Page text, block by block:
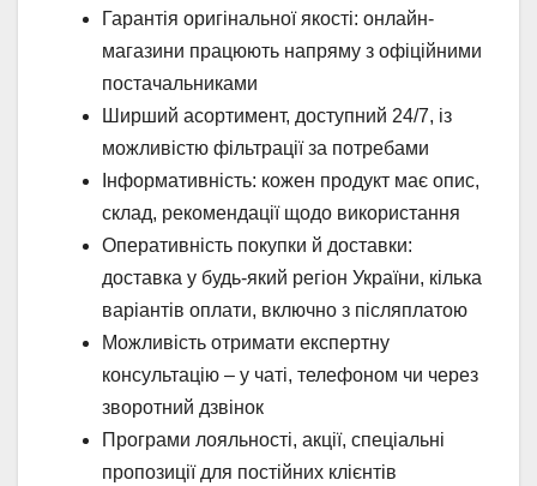
Гарантія оригінальної якості: онлайн-
магазини працюють напряму з офіційними
постачальниками
Ширший асортимент, доступний 24/7, із
можливістю фільтрації за потребами
Інформативність: кожен продукт має опис,
склад, рекомендації щодо використання
Оперативність покупки й доставки:
доставка у будь-який регіон України, кілька
варіантів оплати, включно з післяплатою
Можливість отримати експертну
консультацію – у чаті, телефоном чи через
зворотний дзвінок
Програми лояльності, акції, спеціальні
пропозиції для постійних клієнтів